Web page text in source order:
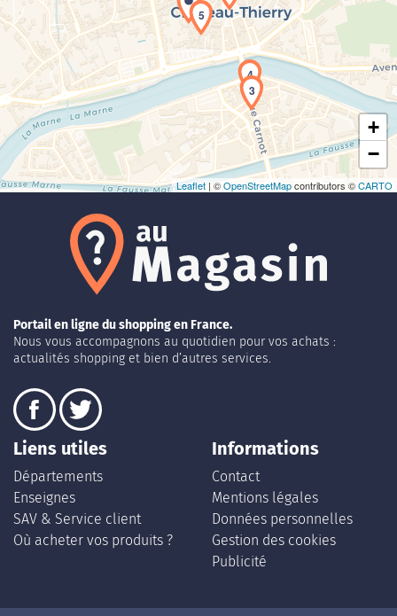
Chargement de la carte en cours...
3
4
5
+
−
Leaflet | ©OpenStreetMapcontributors ©CARTO
Portail en ligne du shopping en France.
Nous vous accompagnons au quotidien pour vos achats :
actualités shopping et bien d’autres services.
Liens utiles
Départements
Enseignes
SAV & Service client
Où acheter vos produits ?
Informations
Contact
Mentions légales
Données personnelles
Gestion des cookies
Publicité